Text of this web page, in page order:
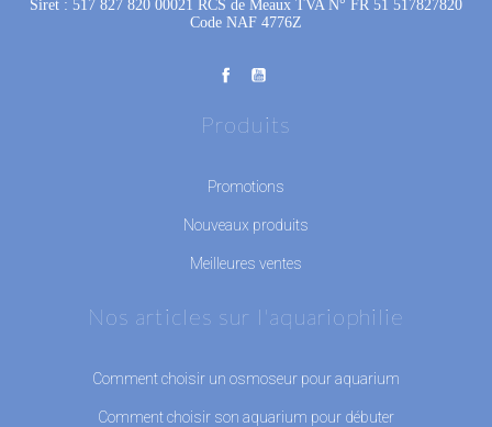
Siret : 517 827 820 00021 RCS de Meaux TVA N° FR 51 517827820
Code NAF 4776Z
Produits
Promotions
Nouveaux produits
Meilleures ventes
Nos articles sur l'aquariophilie
Comment choisir un osmoseur pour aquarium
Comment choisir son aquarium pour débuter